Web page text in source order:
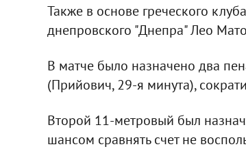
Также в основе греческого
днепровского "Днепра" Лео
В матче было назначено два
(Прийович, 29-я минута),
Второй 11-метровый был
шансом сравнять счет не